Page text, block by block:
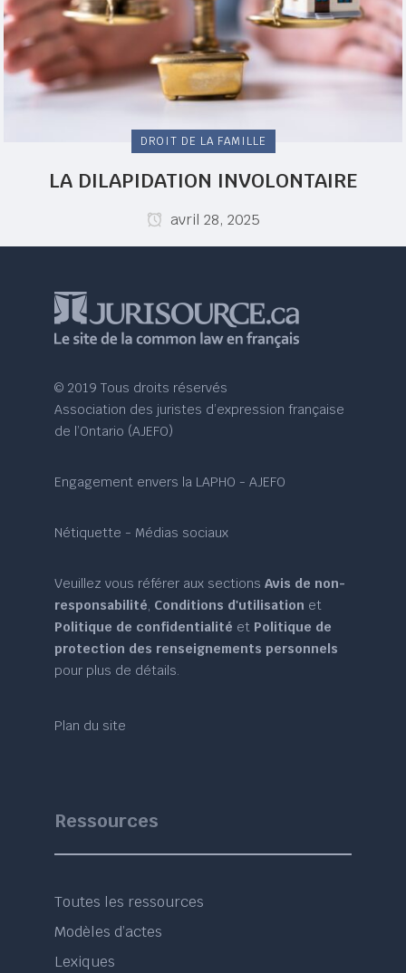
DROIT DE LA FAMILLE
LA DILAPIDATION INVOLONTAIRE
avril 28, 2025
© 2019 Tous droits réservés
Association des juristes d’expression française
de l’Ontario (AJEFO)
Engagement envers la LAPHO - AJEFO
Nétiquette - Médias sociaux
Veuillez vous référer aux sectionsAvis de non-
responsabilité, Conditions d'utilisation et
Politique de confidentialité et Politique de
protection des renseignements personnels
pour plus de détails.
Plan du site
Ressources
Toutes les ressources
Modèles d’actes
Lexiques